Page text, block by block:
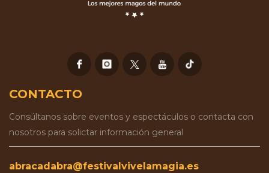
CONTACTO
Consúltanos sobre eventos y espectáculos o contacta con
nosotros para solictar información general
abracadabra@festivalvivelamagia.es